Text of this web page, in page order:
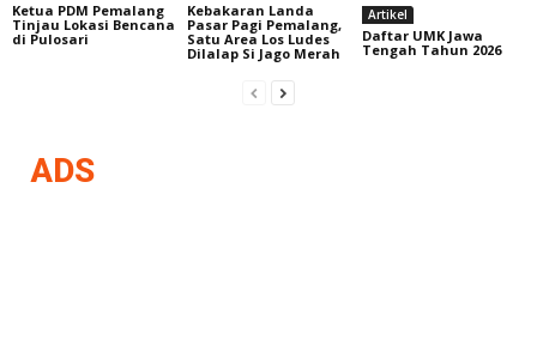
Ketua PDM Pemalang
Tinjau Lokasi Bencana
di Pulosari
Kebakaran Landa
Pasar Pagi Pemalang,
Satu Area Los Ludes
Dilalap Si Jago Merah
Artikel
Daftar UMK Jawa
Tengah Tahun 2026
ADS